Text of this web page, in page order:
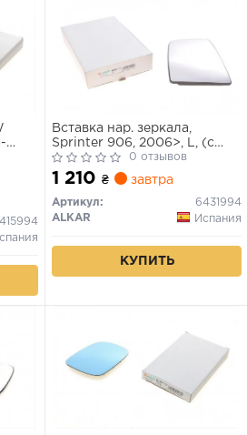
Вставка нар. зеркала,
Sprinter 906, 2006>, L, (с
пласм. / +подогр.)
0 отзывов
1 210 ₴ завтра
Артикул:
6431994
ALKAR
Испания
КУПИТЬ